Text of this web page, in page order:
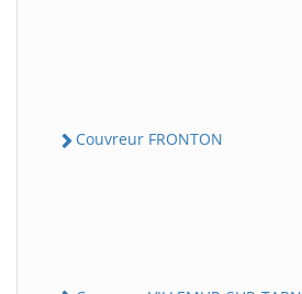
Couvreur FRONTON